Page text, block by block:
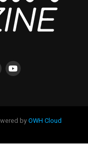
byOWH Cloud